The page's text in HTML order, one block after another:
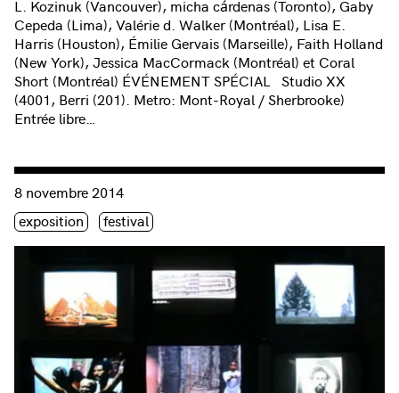
L. Kozinuk (Vancouver), micha cárdenas (Toronto), Gaby
Cepeda (Lima), Valérie d. Walker (Montréal), Lisa E.
Harris (Houston), Émilie Gervais (Marseille), Faith Holland
(New York), Jessica MacCormack (Montréal) et Coral
Short (Montréal) ÉVÉNEMENT SPÉCIAL Studio XX
(4001, Berri (201). Metro: Mont-Royal / Sherbrooke)
Entrée libre…
Consulter « PROOF »
8 novembre 2014
Étiquette(s)
exposition festival